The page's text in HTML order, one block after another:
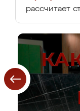
рассчитает